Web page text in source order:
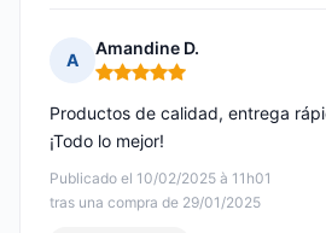
A
Amandine D.
Nota: 5 de 5
Publicado el 10/02/2025 à 11h01
tras una compra de 29/01/2025
Productos de calidad, entrega
¡Todo lo mejor!